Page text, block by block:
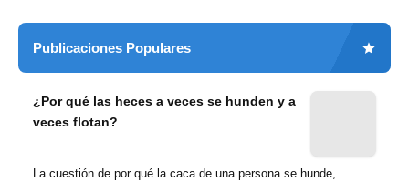
Publicaciones Populares
¿Por qué las heces a veces se hunden y a
veces flotan?
La cuestión de por qué la caca de una persona se hunde,